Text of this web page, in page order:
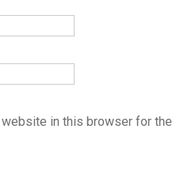
website in this browser for the